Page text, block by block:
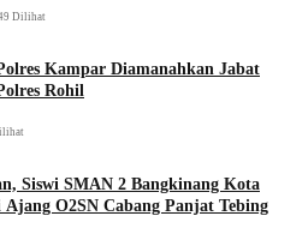
Dilihat
Kampar Diamanahkan Jabat
Rohil
Siswi SMAN 2 Bangkinang Kota
O2SN Cabang Panjat Tebing